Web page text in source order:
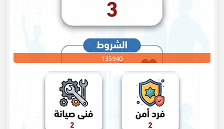
135940